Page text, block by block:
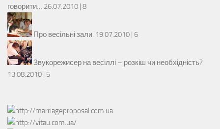
говорити… 26.07.2010 | 8
Про весільні зали. 19.07.2010 | 6
Звукорежисер на весіллі – розкіш чи необхідність?
13.08.2010 | 5